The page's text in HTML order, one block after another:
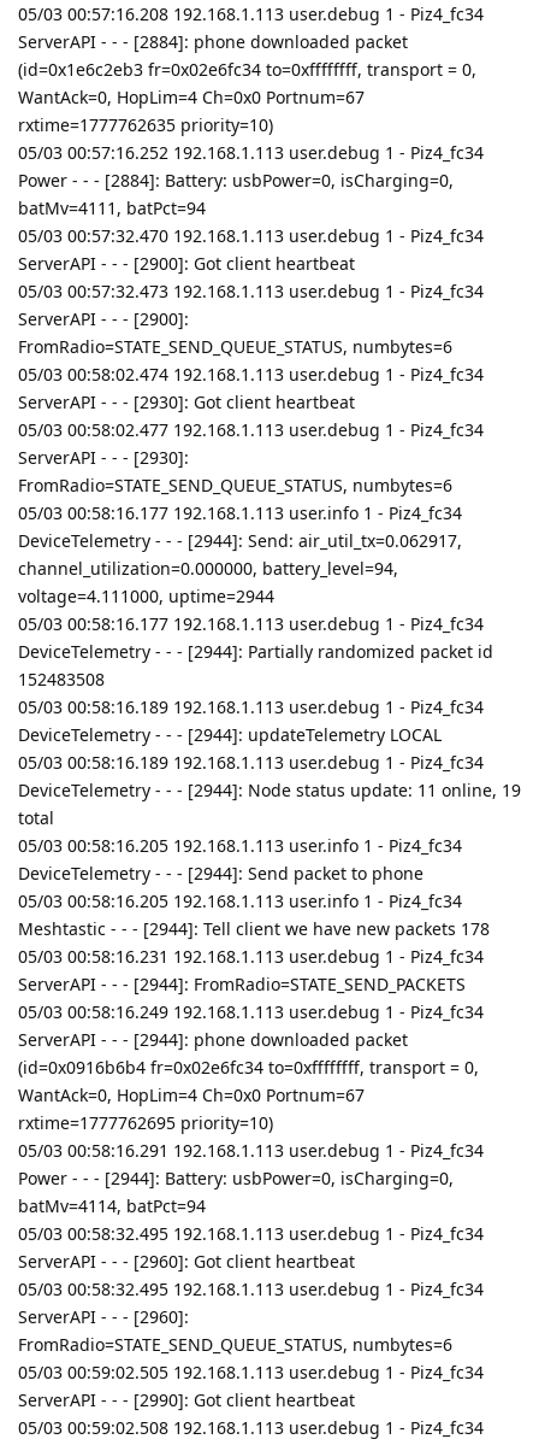
05/03 00:57:16.208 192.168.1.113 user.debug 1 - Piz4_fc34
ServerAPI - - - [2884]: phone downloaded packet
(id=0x1e6c2eb3 fr=0x02e6fc34 to=0xffffffff, transport = 0,
WantAck=0, HopLim=4 Ch=0x0 Portnum=67
rxtime=1777762635 priority=10)
05/03 00:57:16.252 192.168.1.113 user.debug 1 - Piz4_fc34
Power - - - [2884]: Battery: usbPower=0, isCharging=0,
batMv=4111, batPct=94
05/03 00:57:32.470 192.168.1.113 user.debug 1 - Piz4_fc34
ServerAPI - - - [2900]: Got client heartbeat
05/03 00:57:32.473 192.168.1.113 user.debug 1 - Piz4_fc34
ServerAPI - - - [2900]:
FromRadio=STATE_SEND_QUEUE_STATUS, numbytes=6
05/03 00:58:02.474 192.168.1.113 user.debug 1 - Piz4_fc34
ServerAPI - - - [2930]: Got client heartbeat
05/03 00:58:02.477 192.168.1.113 user.debug 1 - Piz4_fc34
ServerAPI - - - [2930]:
FromRadio=STATE_SEND_QUEUE_STATUS, numbytes=6
05/03 00:58:16.177 192.168.1.113 user.info 1 - Piz4_fc34
DeviceTelemetry - - - [2944]: Send: air_util_tx=0.062917,
channel_utilization=0.000000, battery_level=94,
voltage=4.111000, uptime=2944
05/03 00:58:16.177 192.168.1.113 user.debug 1 - Piz4_fc34
DeviceTelemetry - - - [2944]: Partially randomized packet id
152483508
05/03 00:58:16.189 192.168.1.113 user.debug 1 - Piz4_fc34
DeviceTelemetry - - - [2944]: updateTelemetry LOCAL
05/03 00:58:16.189 192.168.1.113 user.debug 1 - Piz4_fc34
DeviceTelemetry - - - [2944]: Node status update: 11 online, 19
total
05/03 00:58:16.205 192.168.1.113 user.info 1 - Piz4_fc34
DeviceTelemetry - - - [2944]: Send packet to phone
05/03 00:58:16.205 192.168.1.113 user.info 1 - Piz4_fc34
Meshtastic - - - [2944]: Tell client we have new packets 178
05/03 00:58:16.231 192.168.1.113 user.debug 1 - Piz4_fc34
ServerAPI - - - [2944]: FromRadio=STATE_SEND_PACKETS
05/03 00:58:16.249 192.168.1.113 user.debug 1 - Piz4_fc34
ServerAPI - - - [2944]: phone downloaded packet
(id=0x0916b6b4 fr=0x02e6fc34 to=0xffffffff, transport = 0,
WantAck=0, HopLim=4 Ch=0x0 Portnum=67
rxtime=1777762695 priority=10)
05/03 00:58:16.291 192.168.1.113 user.debug 1 - Piz4_fc34
Power - - - [2944]: Battery: usbPower=0, isCharging=0,
batMv=4114, batPct=94
05/03 00:58:32.495 192.168.1.113 user.debug 1 - Piz4_fc34
ServerAPI - - - [2960]: Got client heartbeat
05/03 00:58:32.495 192.168.1.113 user.debug 1 - Piz4_fc34
ServerAPI - - - [2960]:
FromRadio=STATE_SEND_QUEUE_STATUS, numbytes=6
05/03 00:59:02.505 192.168.1.113 user.debug 1 - Piz4_fc34
ServerAPI - - - [2990]: Got client heartbeat
05/03 00:59:02.508 192.168.1.113 user.debug 1 - Piz4_fc34